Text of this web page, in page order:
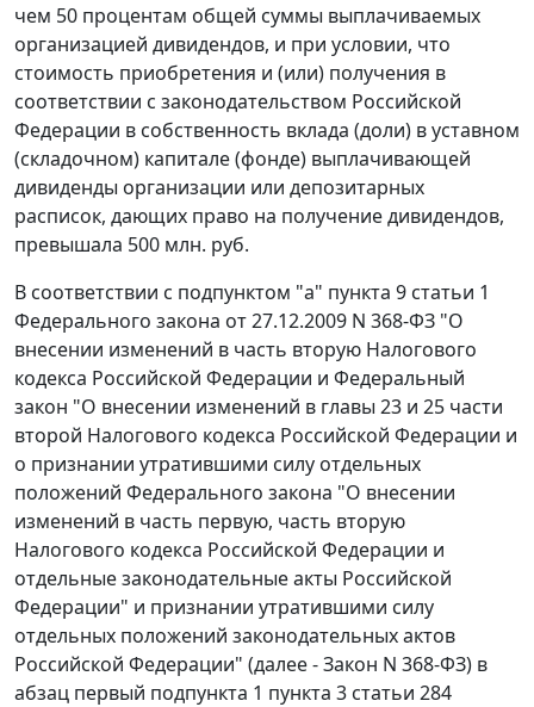
чем 50 процентам общей суммы выплачиваемых
организацией дивидендов, и при условии, что
стоимость приобретения и (или) получения в
соответствии с законодательством Российской
Федерации в собственность вклада (доли) в уставном
(складочном) капитале (фонде) выплачивающей
дивиденды организации или депозитарных
расписок, дающих право на получение дивидендов,
превышала 500 млн. руб.
В соответствии с подпунктом "а" пункта 9 статьи 1
Федерального закона от 27.12.2009 N 368-ФЗ "О
внесении изменений в часть вторую Налогового
кодекса Российской Федерации и Федеральный
закон "О внесении изменений в главы 23 и 25 части
второй Налогового кодекса Российской Федерации и
о признании утратившими силу отдельных
положений Федерального закона "О внесении
изменений в часть первую, часть вторую
Налогового кодекса Российской Федерации и
отдельные законодательные акты Российской
Федерации" и признании утратившими силу
отдельных положений законодательных актов
Российской Федерации" (далее - Закон N 368-ФЗ) в
абзац первый подпункта 1 пункта 3 статьи 284